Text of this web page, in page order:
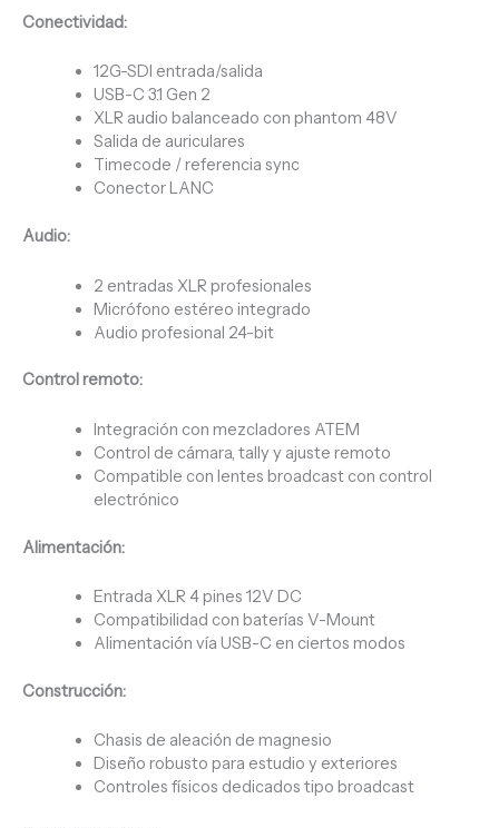
Conectividad:
12G-SDI entrada/salida
USB-C 3.1 Gen 2
XLR audio balanceado con phantom 48V
Salida de auriculares
Timecode / referencia sync
Conector LANC
Audio:
2 entradas XLR profesionales
Micrófono estéreo integrado
Audio profesional 24-bit
Control remoto:
Integración con mezcladores ATEM
Control de cámara, tally y ajuste remoto
Compatible con lentes broadcast con control
electrónico
Alimentación:
Entrada XLR 4 pines 12V DC
Compatibilidad con baterías V-Mount
Alimentación vía USB-C en ciertos modos
Construcción:
Chasis de aleación de magnesio
Diseño robusto para estudio y exteriores
Controles físicos dedicados tipo broadcast